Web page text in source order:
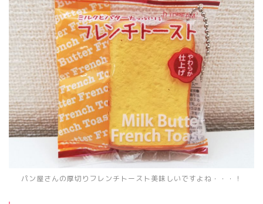
パン屋さんの厚切りフレンチトースト美味しいですよね・・・！